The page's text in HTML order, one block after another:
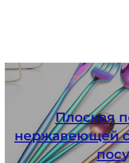
Плоская
нержавеющей